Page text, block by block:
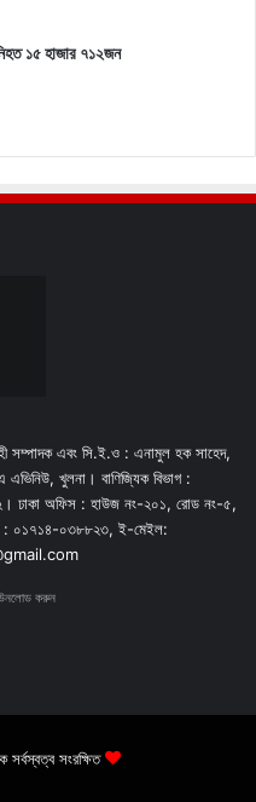
১৫ হাজার ৭১২জন
সম্পাদক এবং সি.ই.ও : এনামুল হক সাহেদ,
এভিনিউ, খুলনা। বাণিজ্যিক বিভাগ :
ঢাকা অফিস : হাউজ নং-২০১, রোড নং-৫,
: ০১৭১৪-০৩৮৮২৩, ই-মেইল:
করুন
সংরক্ষিত